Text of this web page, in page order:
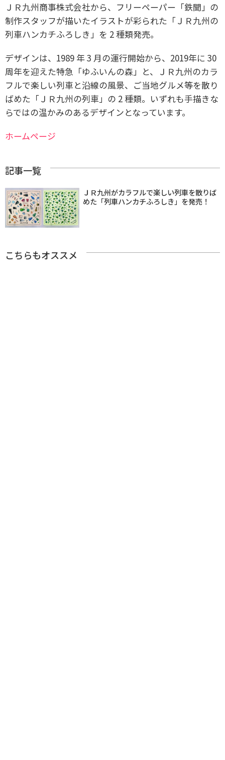
ＪＲ九州商事株式会社から、 フリーペーパー「鉄聞」 の
制作スタッフが描いたイラストが彩られた「ＪＲ九州の
列車ハンカチふろしき」を 2 種類発売。
デザインは、1989 年 3 月の運行開始から、2019年に 30
周年を迎えた特急「ゆふいんの森」と、 ＪＲ九州のカラ
フルで楽しい列車と沿線の風景、ご当地グルメ等を散り
ばめた「ＪＲ九州の列車」の 2 種類。いずれも手描きな
らではの温かみのあるデザインとなっています。
ホームページ
記事一覧
ＪＲ九州がカラフルで楽しい列車を散りば
めた「列車ハンカチふろしき」を発売！
こちらもオススメ